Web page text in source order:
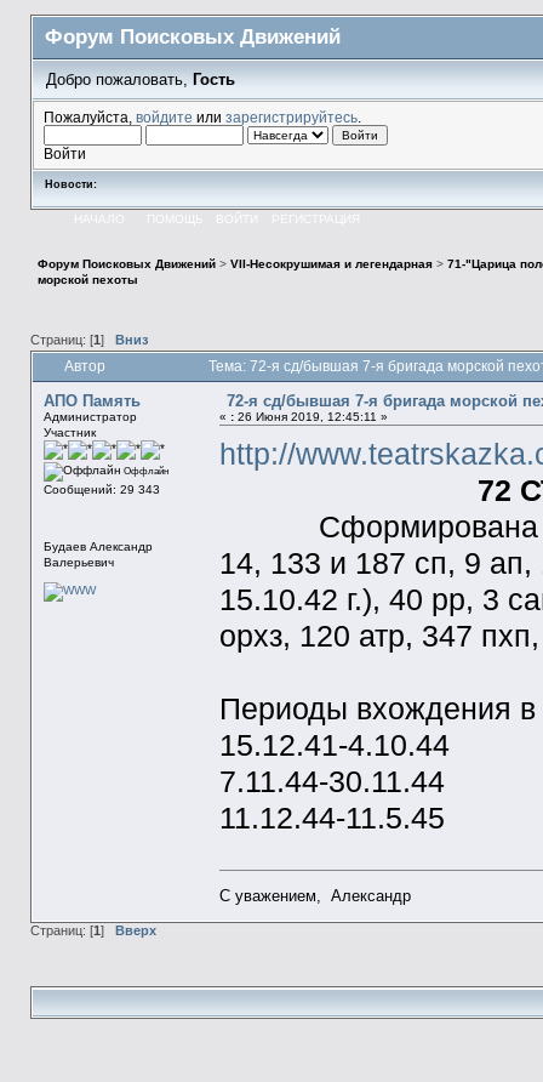
Форум Поисковых Движений
Добро пожаловать, Гость
Пожалуйста, войдите или зарегистрируйтесь.
Войти
Новости:
НАЧАЛО ПОМОЩЬ ВОЙТИ РЕГИСТРАЦИЯ
Форум Поисковых Движений> VII-Несокрушимая и легендарная> 71-"Царица
морской пехоты
Страниц: [1 ] Вниз
Автор Тема: 72-я сд/бывшая 7-я бригада морской
АПО Память
Администратор
Участник
Оффлайн
Сообщений: 29 343
Будаев Александр
Валерьевич
72-я сд/бывшая 7-я бригада морской
« :26 Июня 2019, 12:45:11 »
http://
72
Сформирована
14, 133 и 187 сп, 9 ап,
15.10.42 г.), 40 рр, 3
орхз, 120 атр, 347
Периоды вхождения
15.12.41-4.10.44
7.11.44-30.11.44
11.12.44-11.5.45
С уважением, Александр
Страниц: [1 ] Вверх